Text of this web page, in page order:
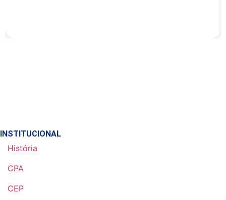
INSTITUCIONAL
História
CPA
CEP